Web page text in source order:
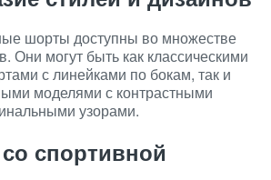
шорты доступны во множестве
Они могут быть как классическими
с линейками по бокам, так и
моделями с контрастными
узорами.
спортивной